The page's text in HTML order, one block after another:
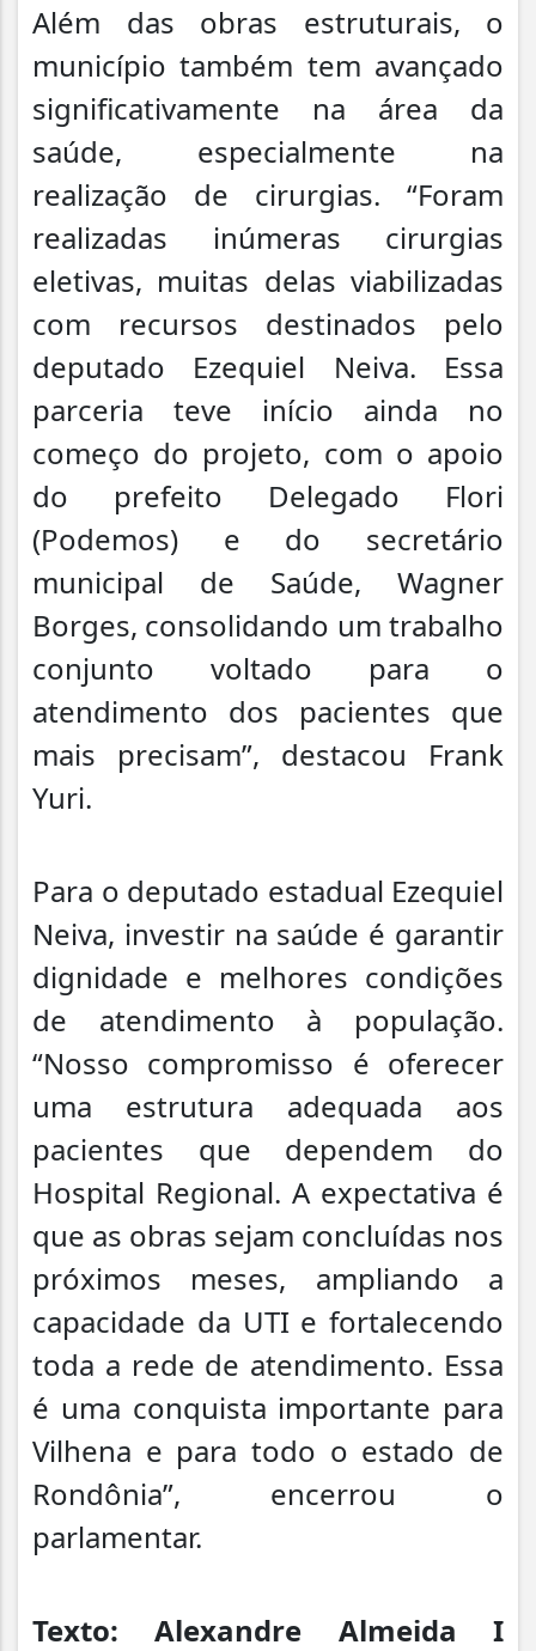
Além das obras estruturais, o
município também tem avançado
significativamente na área da
saúde, especialmente na
realização de cirurgias. “Foram
realizadas inúmeras cirurgias
eletivas, muitas delas viabilizadas
com recursos destinados pelo
deputado Ezequiel Neiva. Essa
parceria teve início ainda no
começo do projeto, com o apoio
do prefeito Delegado Flori
(Podemos) e do secretário
municipal de Saúde, Wagner
Borges, consolidando um trabalho
conjunto voltado para o
atendimento dos pacientes que
mais precisam”, destacou Frank
Yuri.
Para o deputado estadual Ezequiel
Neiva, investir na saúde é garantir
dignidade e melhores condições
de atendimento à população.
“Nosso compromisso é oferecer
uma estrutura adequada aos
pacientes que dependem do
Hospital Regional. A expectativa é
que as obras sejam concluídas nos
próximos meses, ampliando a
capacidade da UTI e fortalecendo
toda a rede de atendimento. Essa
é uma conquista importante para
Vilhena e para todo o estado de
Rondônia”, encerrou o
parlamentar.
Texto: Alexandre Almeida I